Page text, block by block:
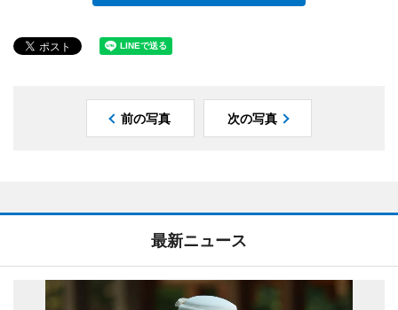
前の写真 次の写真
最新ニュース